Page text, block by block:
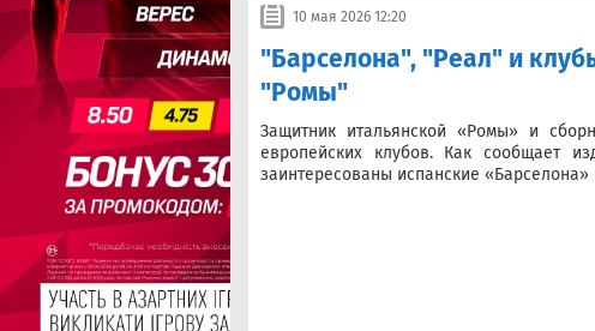
10 мая 2026 12:20
"Барселона", "Реал" и
"Ромы"
Защитник итальянской «Ромы» и
европейских клубов. Как сообщает
заинтересованы испанские